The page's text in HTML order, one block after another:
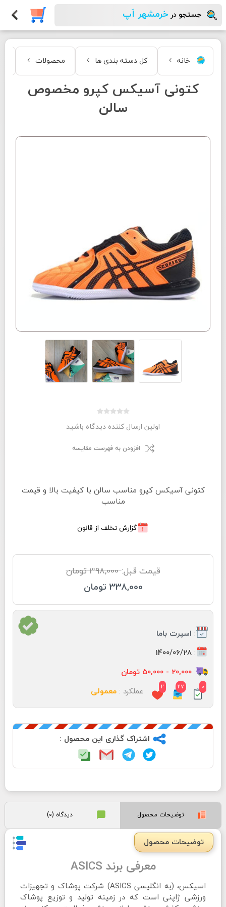
جستجو در خرمشهر اَپ
خانه کل دسته بندی ها محصولات
کتونی آسیکس کپرو مخصوص
سالن
اولین ارسال کننده دیدگاه باشید
افزودن به فهرست مقایسه
کتونی آسیکس کپرو مناسب سالن با کیفیت بالا و قیمت
مناسب
گزارش تخلف از قانون
قیمت قبل: 398,000 تومان
338,000 تومان
: اسپرت باما
:
1400/06/28
: 20,000 - 50,000 تومان
0
27
2 عملکرد : معمولی
اشتراک گذاری این محصول :
توضیحات محصول دیدگاه (0)
توضیحات محصول
معرفی برند ASICS
اسیکس، (به انگلیسی ASICS) شرکت پوشاک و تجهیزات
ورزشی ژاپنی است که در زمینه تولید و توزیع پوشاک